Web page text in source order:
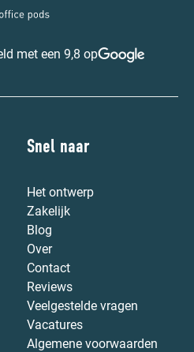
met een 9,8 op
Snel naar
Het ontwerp
Zakelijk
Blog
Over
Contact
Reviews
Veelgestelde vragen
Vacatures
Algemene voorwaarden